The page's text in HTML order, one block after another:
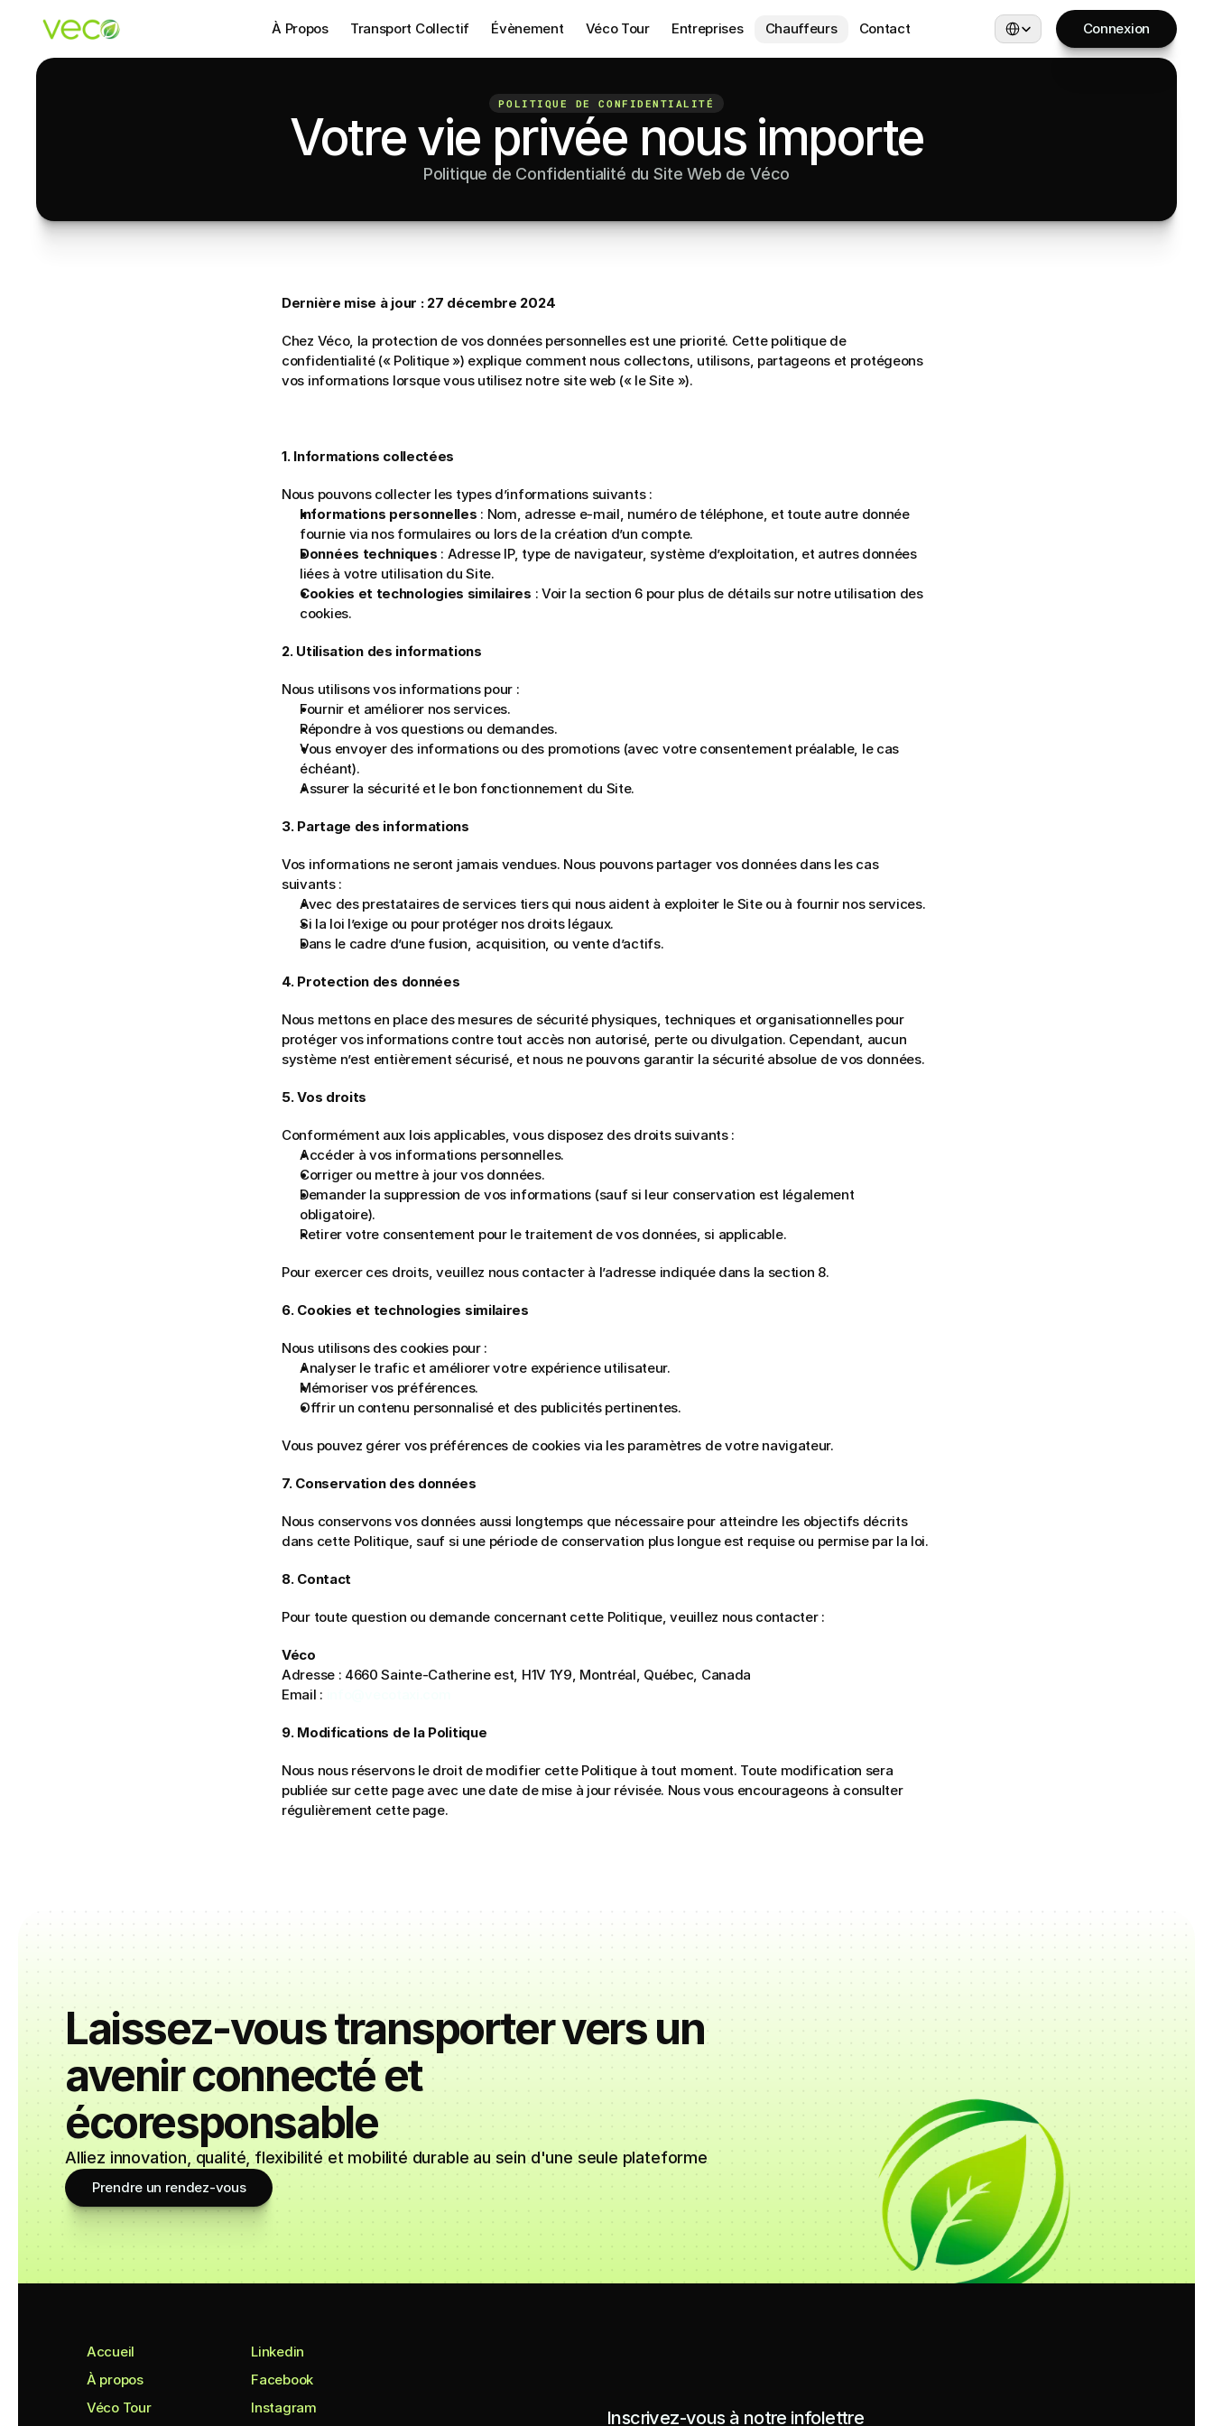
À Propos Transport Collectif Évènement Véco Tour Entreprises Chauffeurs Contact Select Language Connexion
POLITIQUE DE CONFIDENTIALITÉ
Votre vie privée nous importe
Politique de Confidentialité du Site Web de Véco
Dernière mise à jour : 27 décembre 2024
Chez Véco, la protection de vos données personnelles est une priorité. Cette politique de
confidentialité (« Politique ») explique comment nous collectons, utilisons, partageons et protégeons
vos informations lorsque vous utilisez notre site web (« le Site »).
1. Informations collectées
Nous pouvons collecter les types d’informations suivants :
Informations personnelles : Nom, adresse e-mail, numéro de téléphone, et toute autre donnée
fournie via nos formulaires ou lors de la création d’un compte.
Données techniques : Adresse IP, type de navigateur, système d’exploitation, et autres données
liées à votre utilisation du Site.
Cookies et technologies similaires : Voir la section 6 pour plus de détails sur notre utilisation des
cookies.
2. Utilisation des informations
Nous utilisons vos informations pour :
Fournir et améliorer nos services.
Répondre à vos questions ou demandes.
Vous envoyer des informations ou des promotions (avec votre consentement préalable, le cas
échéant).
Assurer la sécurité et le bon fonctionnement du Site.
3. Partage des informations
Vos informations ne seront jamais vendues. Nous pouvons partager vos données dans les cas
suivants :
Avec des prestataires de services tiers qui nous aident à exploiter le Site ou à fournir nos services.
Si la loi l’exige ou pour protéger nos droits légaux.
Dans le cadre d’une fusion, acquisition, ou vente d’actifs.
4. Protection des données
Nous mettons en place des mesures de sécurité physiques, techniques et organisationnelles pour
protéger vos informations contre tout accès non autorisé, perte ou divulgation. Cependant, aucun
système n’est entièrement sécurisé, et nous ne pouvons garantir la sécurité absolue de vos données.
5. Vos droits
Conformément aux lois applicables, vous disposez des droits suivants :
Accéder à vos informations personnelles.
Corriger ou mettre à jour vos données.
Demander la suppression de vos informations (sauf si leur conservation est légalement
obligatoire).
Retirer votre consentement pour le traitement de vos données, si applicable.
Pour exercer ces droits, veuillez nous contacter à l’adresse indiquée dans la section 8.
6. Cookies et technologies similaires
Nous utilisons des cookies pour :
Analyser le trafic et améliorer votre expérience utilisateur.
Mémoriser vos préférences.
Offrir un contenu personnalisé et des publicités pertinentes.
Vous pouvez gérer vos préférences de cookies via les paramètres de votre navigateur.
7. Conservation des données
Nous conservons vos données aussi longtemps que nécessaire pour atteindre les objectifs décrits
dans cette Politique, sauf si une période de conservation plus longue est requise ou permise par la loi.
8. Contact
Pour toute question ou demande concernant cette Politique, veuillez nous contacter :
Véco
Adresse : 4660 Sainte-Catherine est, H1V 1Y9, Montréal, Québec, Canada
Email :
9. Modifications de la Politique
Nous nous réservons le droit de modifier cette Politique à tout moment. Toute modification sera
publiée sur cette page avec une date de mise à jour révisée. Nous vous encourageons à consulter
régulièrement cette page.
Laissez-vous transporter vers un
avenir connecté et
écoresponsable
Alliez innovation, qualité, flexibilité et mobilité durable au sein d'une seule plateforme
Prendre un rendez-vous
Accueil
À propos
Véco Tour
Linkedin
Facebook
Instagram
Inscrivez-vous à notre infolettre